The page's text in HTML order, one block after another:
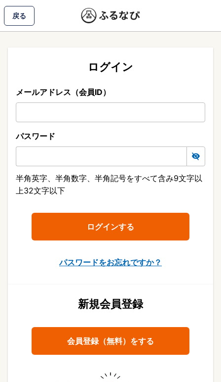
戻る
ログイン
メールアドレス（会員ID）
パスワード
半角英字、半角数字、半角記号をすべて含み9文字以
上32文字以下
パスワードをお忘れですか？
新規会員登録
会員登録（無料）をする